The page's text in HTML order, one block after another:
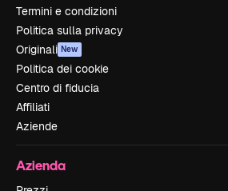
Termini e condizioni
Politica sulla privacy
Originali New
Politica dei cookie
Centro di fiducia
Affiliati
Aziende
Azienda